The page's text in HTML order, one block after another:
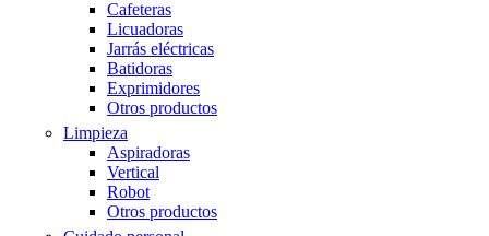
Cafeteras
Licuadoras
Jarrás eléctricas
Batidoras
Exprimidores
Otros productos
Limpieza
Aspiradoras
Vertical
Robot
Otros productos